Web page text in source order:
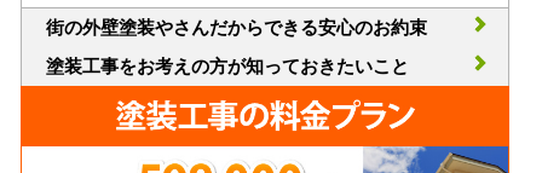
街の外壁塗装やさんだからできる安心のお約束
塗装工事をお考えの方が知っておきたいこと